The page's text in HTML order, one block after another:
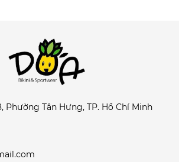
Phường Tân Hưng, TP. Hồ Chí Minh